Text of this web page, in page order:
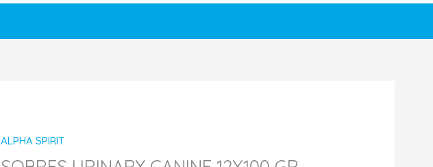
ALPHA SPIRIT